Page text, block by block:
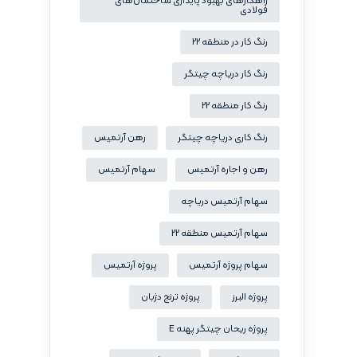
فولادی
رنگ کار در منطقه 22
رنگ کار دریاچه چیتگر
رنگ کار منطقه 22
رنگ کاری دریاچه چیتگر رهن آرتمیس
رهن و اجاره آرتمیس سهام آرتمیس
سهام آرتمیس دریاچه
سهام آرتمیس منطقه 22
سهام پروژه آرتمیس پروژه آرتمیس
پروژه البرز پروژه ترنج دژبان
پروژه ریحان چیتگر پهنه E